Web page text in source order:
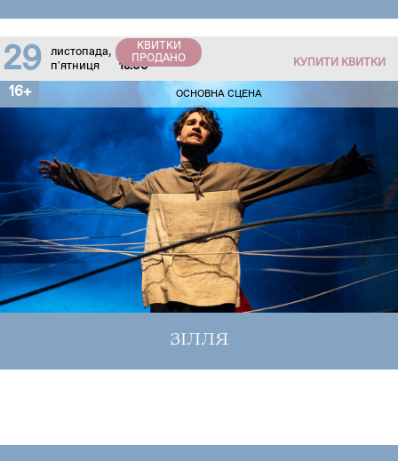
29
листопада,
п'ятниця
18:00
КВИТКИ
ПРОДАНО
КУПИТИ КВИТКИ
16+ ОСНОВНА СЦЕНА
ЗІЛЛЯ